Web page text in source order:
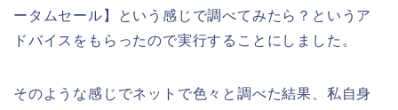
ータムセール】という感じで調べてみたら？というア
ドバイスをもらったので実行することにしました。
そのような感じでネットで色々と調べた結果、私自身